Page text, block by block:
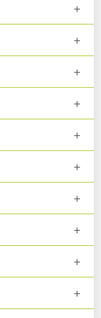
+
+
+
+
+
+
+
+
+
+